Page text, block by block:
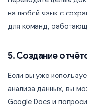
на любой язык с
для команд,
5. Создание
Если вы уже
анализа данных, вы
Google Docs и